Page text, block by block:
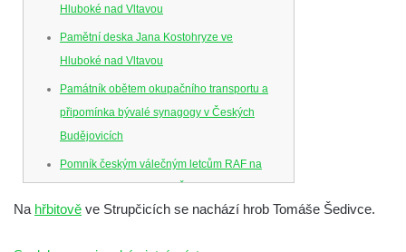
Hluboké nad Vltavou
Pamětní deska Jana Kostohryze ve
Hluboké nad Vltavou
Památník obětem okupačního transportu a
připomínka bývalé synagogy v Českých
Budějovicích
Pomník českým válečným letcům RAF na
Senovážném náměstí v Českých
Budějovicích
Na hřbitově ve Strupčicích se nachází hrob Tomáše Šedivce.